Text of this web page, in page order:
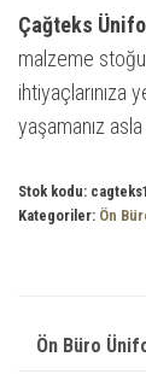
Çağteks
malzeme
ihtiyaçlarınıza
yaşamanız
Stok kodu:
Kategoriler: Ön
Ön Büro